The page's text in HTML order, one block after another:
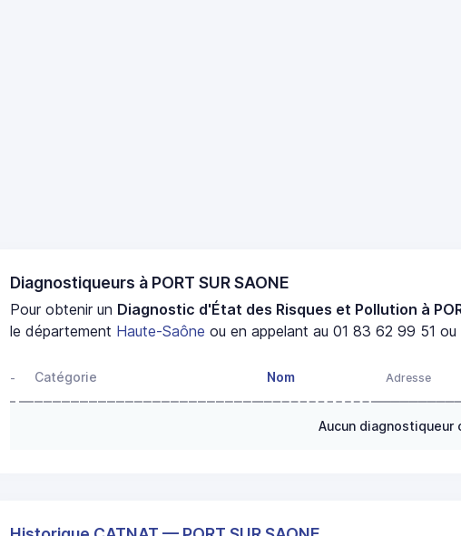
Diagnostiqueurs à PORT SUR SAONE
Pour obtenir un Diagnostic d'État des Risques et Pollution à
le département Haute-Saône ou en appelant au 01 83 62 99 51 ou
- Catégorie Nom Adresse
Aucun diagnostiqueur